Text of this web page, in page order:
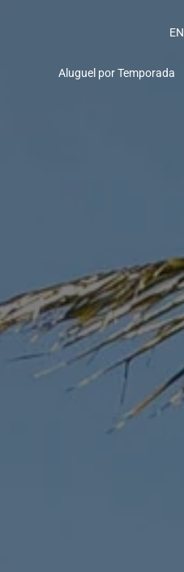
EN
Aluguel por Temporada